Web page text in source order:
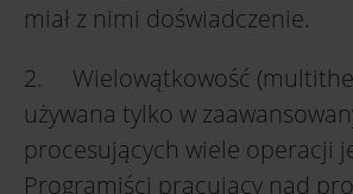
miał z nimi doświadczenie.
2. Wielowątkowość
używana tylko w
procesujących wiele operacji
Programiści pracujący nad